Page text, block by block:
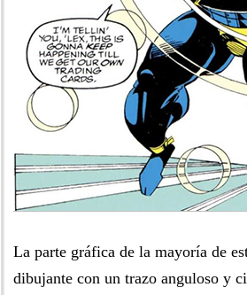
La parte gráfica de la mayoría de
dibujante con un trazo anguloso y